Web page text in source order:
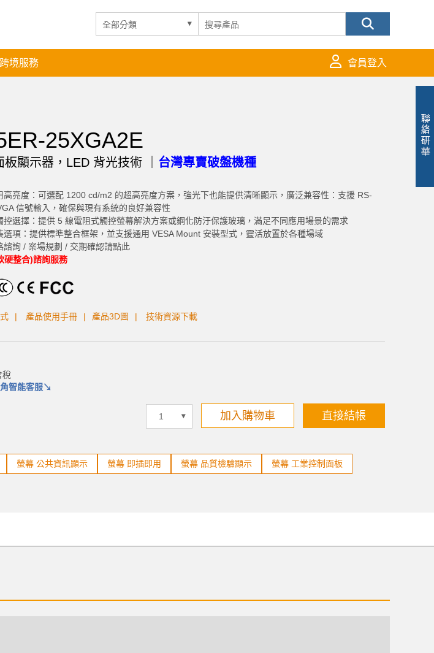
跨境服務 會員登入
25XGA2E
顯示器，LED 背光技術 ｜ 台灣專賣破盤機種
高亮度：可選配 1200 cd/m2 的超高亮度方案，強光下也能提供清晰顯示，廣泛兼容性：支援 RS-
信號輸入，確保與現有系統的良好兼容性
控選擇：提供 5 線電阻式觸控螢幕解決方案或鋼化防汙保護玻璃，滿足不同應用場景的需求
選項：提供標準整合框架，並支援通用 VESA Mount 安裝型式，靈活放置於各種場域
諮詢 / 案場規劃 / 交期確認請點此
硬整合)諮詢服務
產品使用手冊 產品3D圖 技術資源下載
稅
智能客服↘
加入購物車 直接結帳
加入購物車
螢幕 公共資訊顯示 螢幕 即插即用 螢幕 品質檢驗顯示 螢幕 工業控制面板